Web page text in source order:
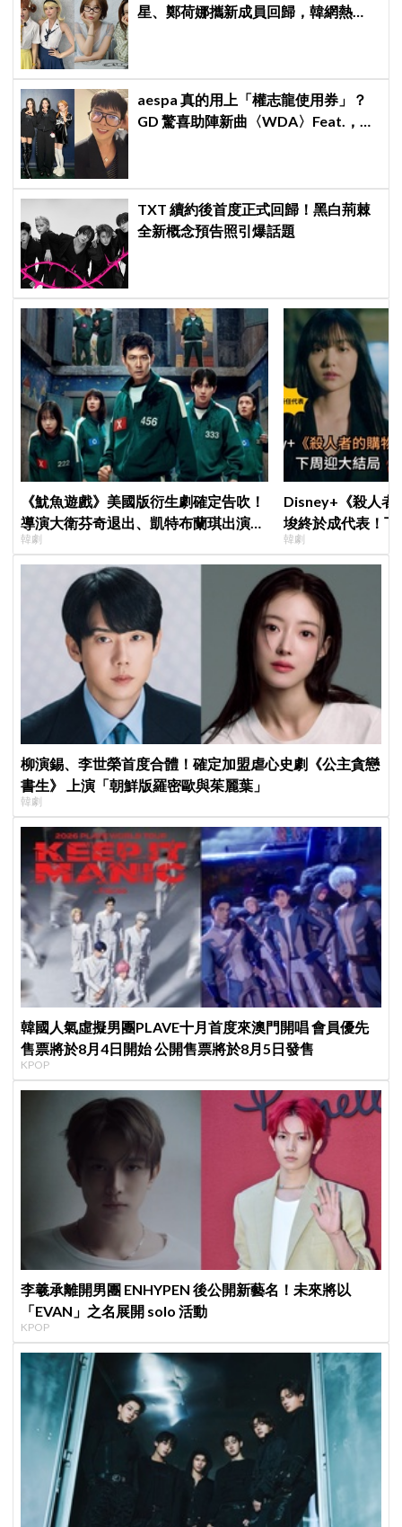
星、鄭荷娜攜新成員回歸，韓網熱
aespa 真的用上「權志龍使用券」？
GD 驚喜助陣新曲〈WDA〉Feat.，夢
TXT 續約後首度正式回歸！黑白荊棘
全新概念預告照引爆話題
《魷魚遊戲》美國版衍生劇確定告吹！
導演大衛芬奇退出、凱特布蘭琪出演傳
聞也破局
韓劇
Disney+《殺人者
埈終於成代表！
現成最大伏筆
韓劇
柳演錫、李世榮首度合體！確定加盟虐心史劇《公主貪戀
書生》 上演「朝鮮版羅密歐與茱麗葉」
韓劇
韓國人氣虛擬男團PLAVE十月首度來澳門開唱 會員優先
售票將於8月4日開始 公開售票將於8月5日發售
KPOP
李羲承離開男團 ENHYPEN 後公開新藝名！未來將以
「EVAN」之名展開 solo 活動
KPOP